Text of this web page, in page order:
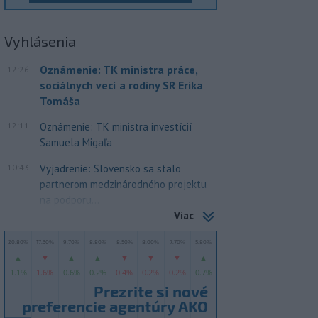
Vyhlásenia
12:26
Oznámenie: TK ministra práce,
sociálnych vecí a rodiny SR Erika
Tomáša
12:11
Oznámenie: TK ministra investícií
Samuela Migaľa
10:43
Vyjadrenie: Slovensko sa stalo
partnerom medzinárodného projektu
na podporu...
Viac